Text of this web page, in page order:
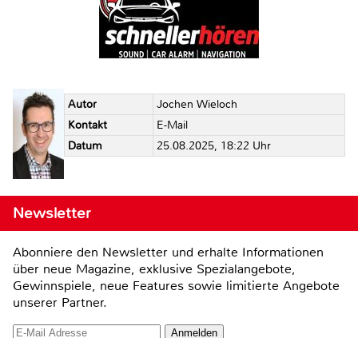
Autor
Jochen Wieloch
Kontakt
E-Mail
Datum
25.08.2025, 18:22 Uhr
Newsletter
Abonniere den Newsletter und erhalte Informationen
über neue Magazine, exklusive Spezialangebote,
Gewinnspiele, neue Features sowie limitierte Angebote
unserer Partner.